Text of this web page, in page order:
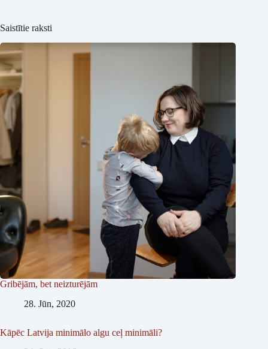
Saistītie raksti
Gribējām, bet neizturējām
28. Jūn, 2020
Kāpēc Latvija minimālo algu ceļ minimāli?